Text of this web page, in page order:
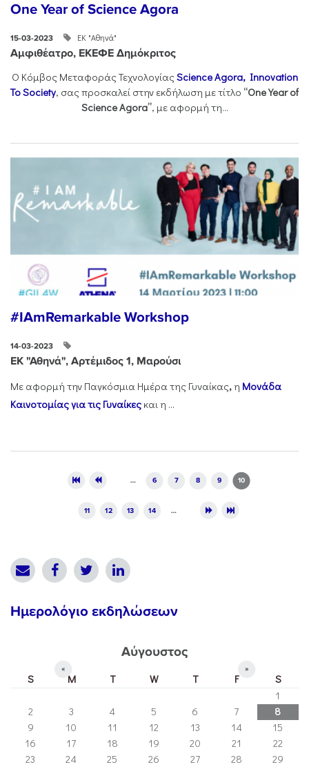
One Year of Science Agora
15-03-2023 ΕΚ "Αθηνά"
Αμφιθέατρο, ΕΚΕΦΕ Δημόκριτος
Ο Κόμβος Μεταφοράς ΤεχνολογίαςScience Agora, Innovation
To Society, σας προσκαλεί στην εκδήλωση με τίτλο “One Year of
Science Agora”, με αφορμή τη...
#IAmRemarkable Workshop
14-03-2023
ΕΚ "Αθηνά", Αρτέμιδος 1, Μαρούσι
Με αφορμή την Παγκόσμια Ημέρα της Γυναίκας, η Μονάδα
Καινοτομίας για τις Γυναίκες και η ...
… 6 7 8 9 10
11 12 13 14 …
Ημερολόγιο εκδηλώσεων
Αύγουστος
« »
S M T W T F
S
1
2
3 4 5 6 7
8
9
10 11 12 13 14
15
16
17 18 19 20 21
22
23
24 25 26 27 28
29